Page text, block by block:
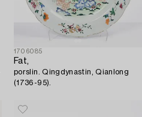
1706085
Fat,
porslin. Qingdynastin, Qianlong
(1736-95).